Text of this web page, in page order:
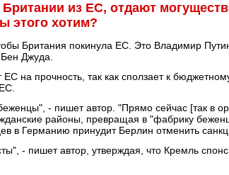
Британии из ЕС, отдают
этого хотим?
Британия покинула ЕС. Это Владимир
Джуда.
на прочность, так как сползает к
- пишет автор. "Прямо сейчас [так в
районы, превращая в "фабрику
в Германию принудит Берлин отменить
- пишет автор, утверждая, что Кремль